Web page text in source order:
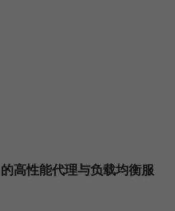
的高性能代理与负载均衡服